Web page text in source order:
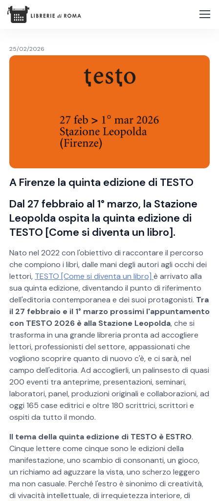
25/02/2026
A Firenze la quinta edizione di TESTO
Dal 27 febbraio al 1° marzo, la Stazione
Leopolda ospita la quinta edizione di
TESTO [Come si diventa un libro].
Nato nel 2022 con l'obiettivo di raccontare il percorso
che compiono i libri, dalle mani degli autori agli occhi dei
lettori, TESTO [Come si diventa un libro] è arrivato alla
sua quinta edizione, diventando il punto di riferimento
dell'editoria contemporanea e dei suoi protagonisti. Tra
il 27 febbraio e il 1° marzo prossimi l'appuntamento
con TESTO 2026 è alla Stazione Leopolda, che si
trasforma in una grande libreria pronta ad accogliere
lettori, professionisti del settore, appassionati che
vogliono scoprire quanto di nuovo c'è, e ci sarà, nel
campo dell'editoria. Ad accoglierli, un palinsesto di quasi
200 eventi tra anteprime, presentazioni, seminari,
laboratori, panel, produzioni originali e collaborazioni, ad
oggi 165 case editrici e oltre 180 scrittrici, scrittori e
ospiti da tutto il mondo.
Il tema della quinta edizione di TESTO è ESTRO.
Cinque lettere come cinque sono le edizioni della
manifestazione, uno scambio di consonanti, un gioco,
un richiamo ad aguzzare la vista, uno scherzo leggero
ma non casuale. Perché l'estro è sinonimo di creatività,
di vivacità intellettuale, di irrequietezza interiore, di